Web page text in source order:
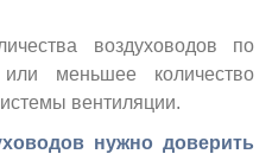
воздуховодов по
меньшее количество
вентиляции.
нужно доверить